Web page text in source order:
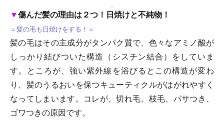
▼傷んだ髪の理由は２つ！日焼けと不純物！
＝髪の毛も日焼けをする！＝
髪の毛はその主成分がタンパク質で、色々なアミノ酸が
しっかり結びついた構造（シスチン結合）をしていま
す。ところが、強い紫外線を浴びるとこの構造が変わ
り、髪のうるおいを保つキューティクルがはがれやすく
なってしまいます。コレが、切れ毛、枝毛、パサつき、
ゴワつきの原因です。